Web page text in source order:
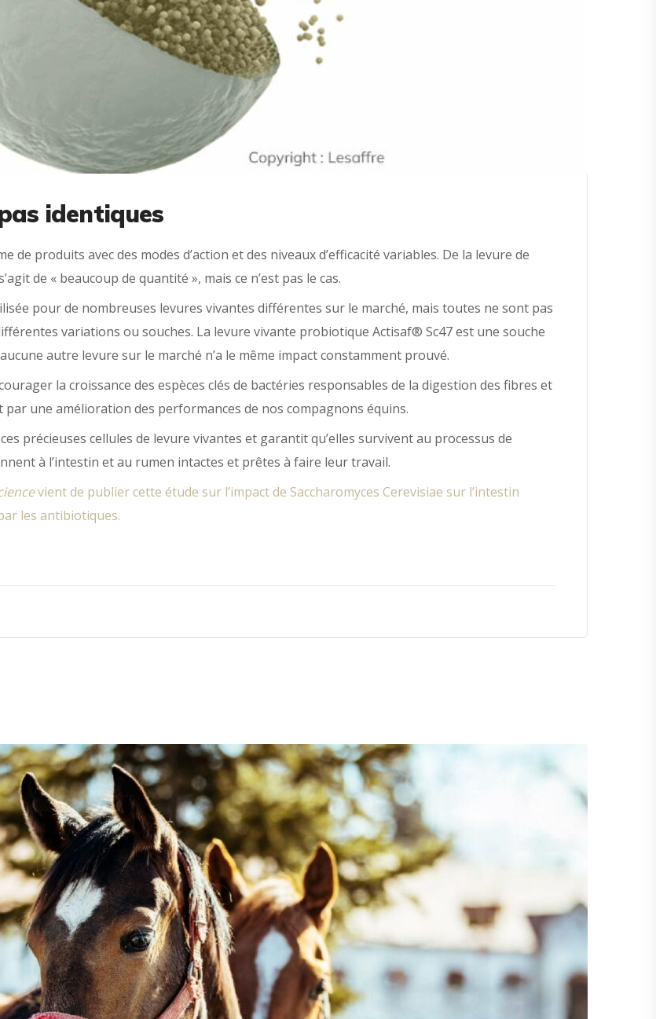
identiques
produits avec des modes d’action et des niveaux d’efficacité variables. De la levure de
de « beaucoup de quantité », mais ce n’est pas le cas.
pour de nombreuses levures vivantes différentes sur le marché, mais toutes ne sont pas
variations ou souches. La levure vivante probiotique Actisaf® Sc47 est une souche
autre levure sur le marché n’a le même impact constamment prouvé.
la croissance des espèces clés de bactéries responsables de la digestion des fibres et
par une amélioration des performances de nos compagnons équins.
précieuses cellules de levure vivantes et garantit qu’elles survivent au processus de
à l’intestin et au rumen intactes et prêtes à faire leur travail.
vient de publier cette étude sur l’impact de Saccharomyces Cerevisiae sur l’intestin
les antibiotiques.